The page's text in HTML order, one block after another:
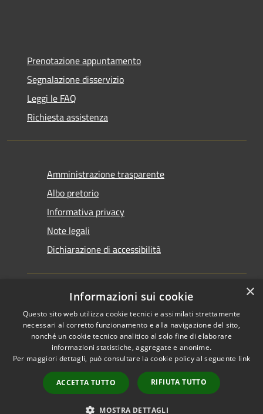
Prenotazione appuntamento
Segnalazione disservizio
Leggi le FAQ
Richiesta assistenza
Amministrazione trasparente
Albo pretorio
Informativa privacy
Note legali
Dichiarazione di accessibilità
RSS
Accessibilità
Cookie
Mappa del sito
Piano di miglioramento
Copyright © 2026 • Comune di
Santarcangelo di Romagna •
Powered byMunicipium
Accesso redazione
×
Informazioni sui cookie
Questo sito web utilizza cookie tecnici e assimilati strettamente
necessari al corretto funzionamento e alla navigazione del sito,
nonché un cookie tecnico analitico al solo fine di elaborare
informazioni statistiche, aggregate e anonime.
Per maggiori dettagli, può consultare la cookie policy al seguente link
ACCETTA TUTTO RIFIUTA TUTTO
MOSTRA DETTAGLI